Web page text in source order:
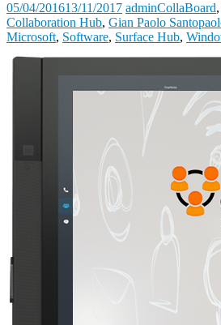
05/04/201613/11/2017 adminCollaBoard,
Collaboration Hub, Gian Paolo
Microsoft, Software, Surface Hub,